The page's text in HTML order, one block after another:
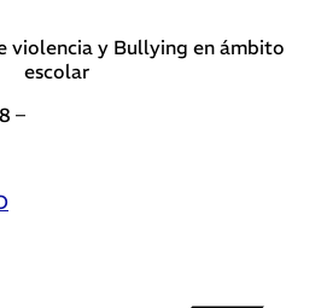
violencia y Bullying en ámbito
escolar
–